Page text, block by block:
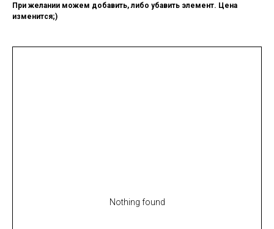
При желании можем добавить, либо убавить элемент. Цена
изменится;)
Nothing found